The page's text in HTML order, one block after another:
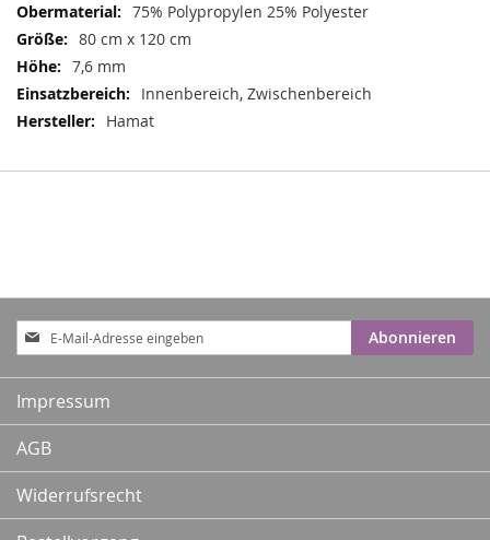
75% Polypropylen 25% Polyester
80 cm x 120 cm
7,6 mm
Innenbereich, Zwischenbereich
Hamat
Anmeldung
zum
Newsletter:
Abonnieren
Impressum
AGB
Widerrufsrecht